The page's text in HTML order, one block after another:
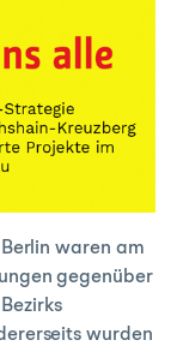
waren am
gegenüber
wurden